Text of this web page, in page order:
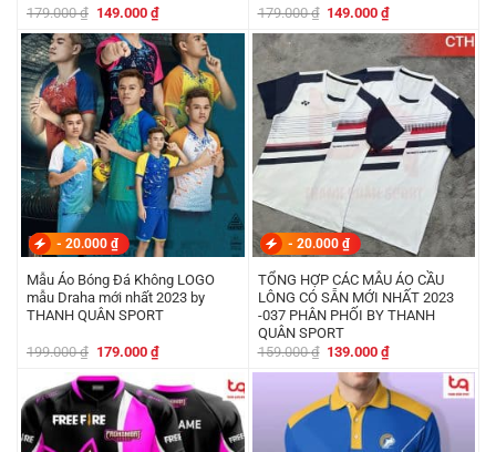
179.000₫ Giá
là:
179.000 ₫.
149.000 ₫Giá
hiện
tại
là:
149.000 ₫.
179.000₫ Giá
là:
179.000 ₫.
149.000₫Giá
tại
là:
149.000 ₫.
- 20.000 ₫
Mẫu Áo Bóng Đá Không LOGO
mẫu Draha mới nhất 2023 by
THANH QUÂN SPORT
199.000₫ Giá
là:
199.000 ₫.
179.000 ₫Giá
hiện
là:
179.000 ₫.
- 20.000 ₫
TỔNG HỢP CÁC MẪU ÁO CẦU
LÔNG CÓ SẴN MỚI NHẤT 2023
-037 PHÂN PHỐI BY THANH
QUÂN SPORT
159.000₫ Giá
là:
159.000 ₫.
139.000₫Giá
tại
là:
139.000 ₫.